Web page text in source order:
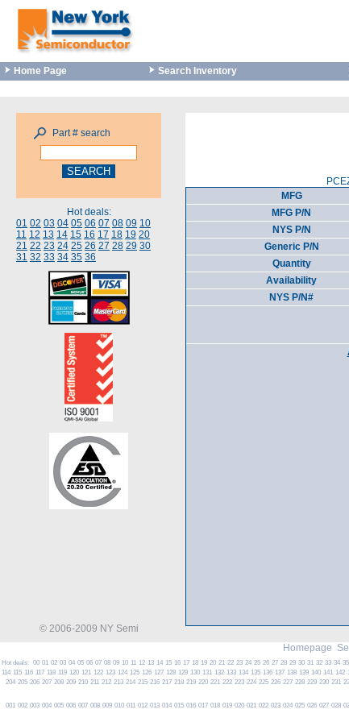
Home Page Search Inventory
Part # search
Hot deals:
01 02 03 04 05 06 07 08 09 10
11 12 13 14 15 16 17 18 19 20
21 22 23 24 25 26 27 28 29 30
31 32 33 34 35 36
MFG
MFG P/N
NYS P/N
Generic P/N
Quantity
Availability
NYS P/N#
© 2006-2009 NY Semi
Homepage
Hot deals: 00 01 02 03 04 05 06 07 08 09 10 11 12 13 14 15 16 17 18 19 20 21 22 23 24 25 26 27 28 29 30 31 32 33 34 35
114 115 116 117 118 119 120 121 122 123 124 125 126 127 128 129 130 131 132 133 134 135 136 137 138 139 140 141 142
204 205 206 207 208 209 210 211 212 213 214 215 216 217 218 219 220 221 222 223 224 225 226 227 228 229 230 231
001 002 003 004 005 006 007 008 009 010 011 012 013 014 015 016 017 018 019 020 021 022 023 024 025 026 027 028